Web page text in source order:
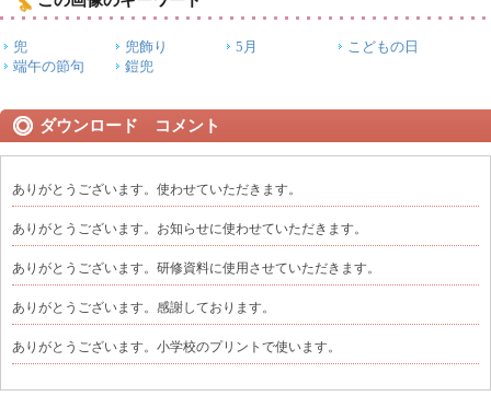
兜 兜飾り 5月
こどもの日
端午の節句
鎧兜
ダウンロード コメント
ありがとうございます。使わせていただきます。
ありがとうございます。お知らせに使わせていただきます。
ありがとうございます。研修資料に使用させていただきます。
ありがとうございます。感謝しております。
ありがとうございます。小学校のプリントで使います。